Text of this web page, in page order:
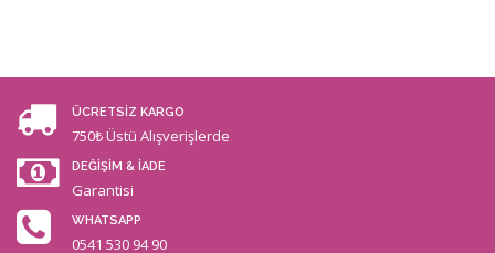
ÜCRETSİZ KARGO
750₺ Üstü Alışverişlerde
DEĞİŞİM & İADE
Garantisi
WHATSAPP
0541 530 94 90